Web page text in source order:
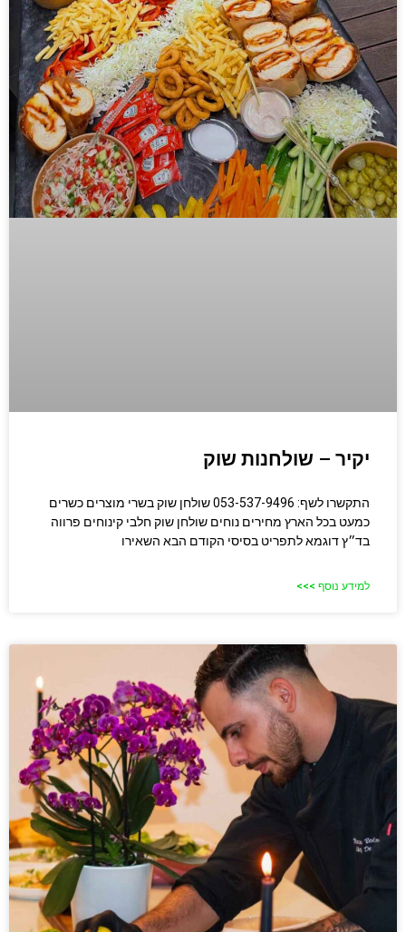
יקיר – שולחנות שוק
התקשרו לשף: 053-537-9496 שולחן שוק בשרי מוצרים כשרים
כמעט בכל הארץ מחירים נוחים שולחן שוק חלבי​ קינוחים פרווה
בד״ץ דוגמא לתפריט בסיסי הקודם הבא השאירו
למידע נוסף >>>